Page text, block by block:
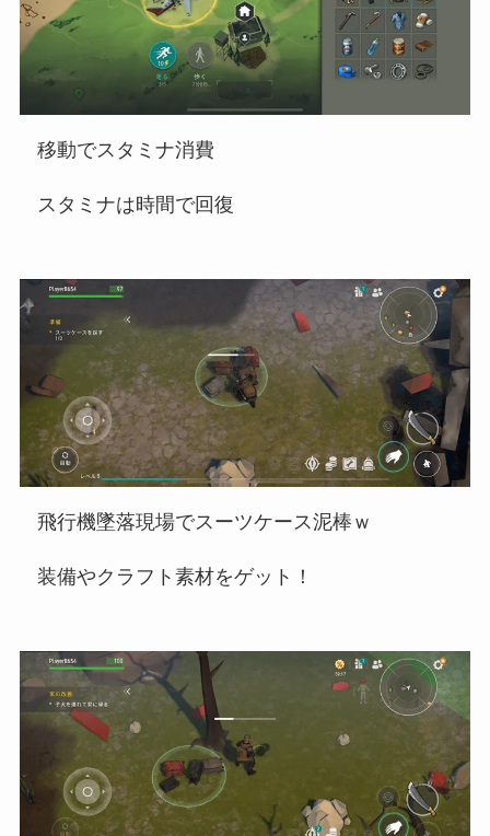
移動でスタミナ消費
スタミナは時間で回復
飛行機墜落現場でスーツケース泥棒ｗ
装備やクラフト素材をゲット！